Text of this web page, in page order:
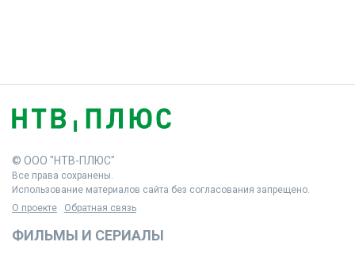
© ООО "НТВ-ПЛЮС"
Все права сохранены.
Использование материалов сайта без согласования запрещено.
О проекте
Обратная связь
ФИЛЬМЫ И СЕРИАЛЫ